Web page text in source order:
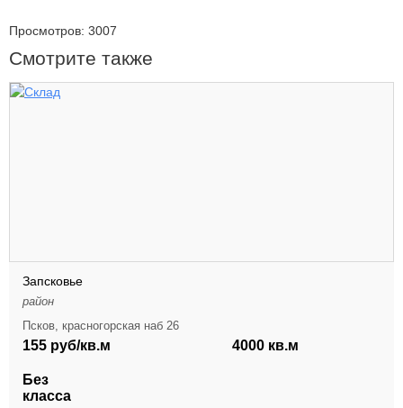
Просмотров: 3007
Смотрите также
Запсковье
район
Псков, красногорская наб 26
155 руб/кв.м 4000 кв.м
Без
класса